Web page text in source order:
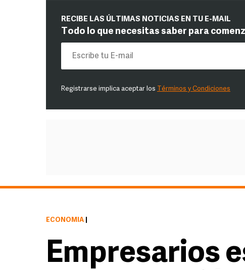
RECIBE LAS ÚLTIMAS NOTICIAS EN TU E-MAIL
Todo lo que necesitas saber para
Registrarse implica aceptar los Términos y Condiciones
ECONOMÍA
Empresarios